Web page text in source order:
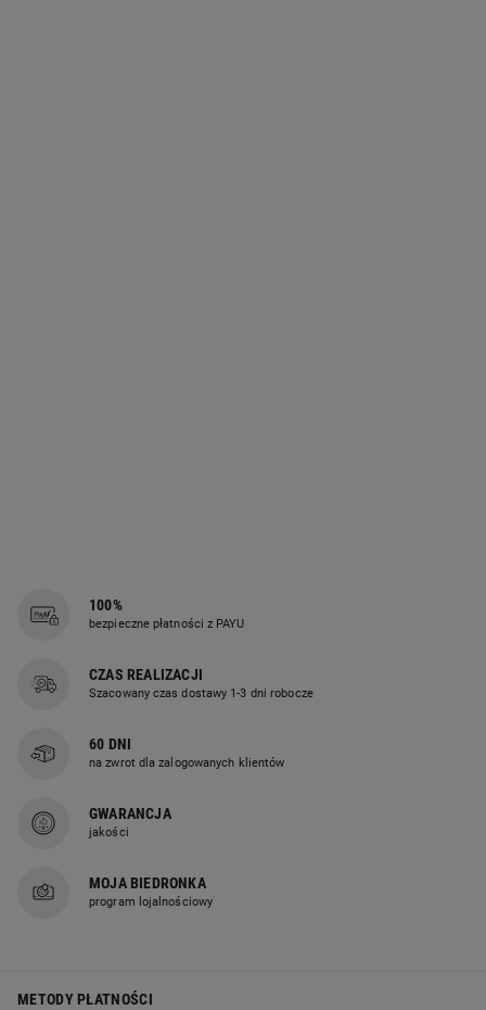
100%
bezpieczne płatności z PAYU
CZAS REALIZACJI
Szacowany czas dostawy 1-3 dni robocze
60 DNI
na zwrot dla zalogowanych klientów
GWARANCJA
jakości
MOJA BIEDRONKA
program lojalnościowy
METODY PŁATNOŚCI